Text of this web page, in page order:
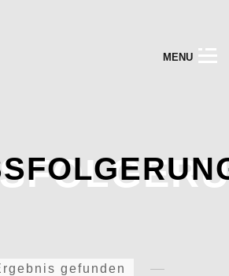
M ENU
gefunden